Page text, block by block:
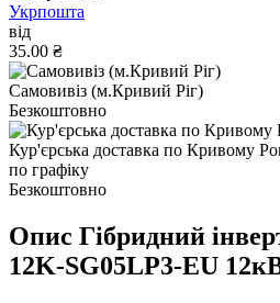
Укрпошта
від
35.00 ₴
Самовивіз (м.Кривий Ріг)
Безкоштовно
Кур'єрська доставка по Кривому
по графіку
Безкоштовно
Опис Гібридний
12K-SG05LP3-EU